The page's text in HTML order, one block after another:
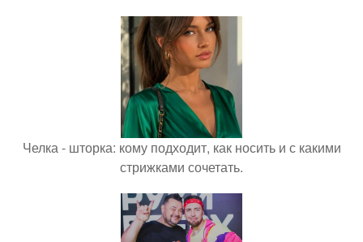
Челка - шторка: кому подходит, как носить и с какими
стрижками сочетать.